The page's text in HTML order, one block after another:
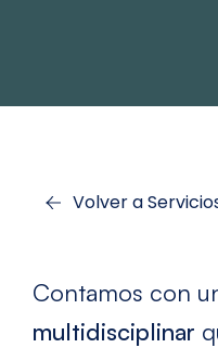
Volver a
Contamos con
multidisciplinar